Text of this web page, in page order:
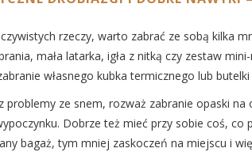
rzeczy, warto zabrać ze sobą kilka
mała latarka, igła z nitką czy zestaw
własnego kubka termicznego lub
problemy ze snem, rozważ zabranie opaski
Dobrze też mieć przy sobie coś, co
bagaż, tym mniej zaskoczeń na miejscu i